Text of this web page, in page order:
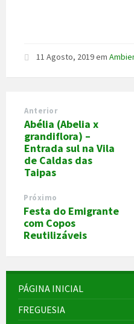
11 Agosto, 2019em
Anterior
Abélia (Abelia x
grandiflora) –
Entrada sul na Vila
de Caldas das
Taipas
Próximo
Festa do Emigrante
com Copos
Reutilizáveis
PÁGINA INICIAL
FREGUESIA